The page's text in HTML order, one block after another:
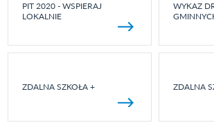
PIT 2020 - WSPIERAJ
LOKALNIE
WYKAZ
ZDALNA SZKOŁA + ZDALNA